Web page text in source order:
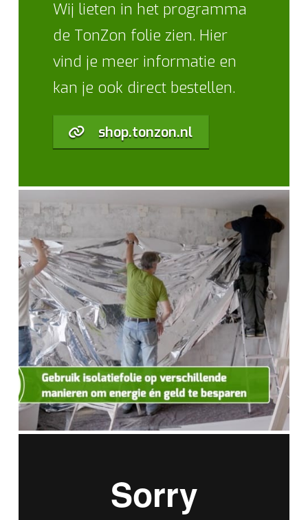
Wij lieten in het programma
de TonZon folie zien. Hier
vind je meer informatie en
kan je ook direct bestellen.
shop.tonzon.nl